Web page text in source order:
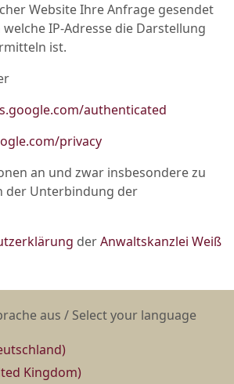
Website Ihre Anfrage gesendet
IP-Adresse die Darstellung
ist.
authenticated
privacy
an und zwar insbesondere zu
der Unterbindung der
derAnwaltskanzlei Weiß
aus / Select your language